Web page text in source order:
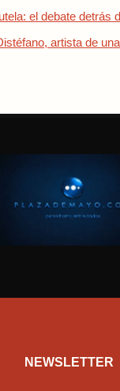
el debate detrás
artista de
NEWSLETTER